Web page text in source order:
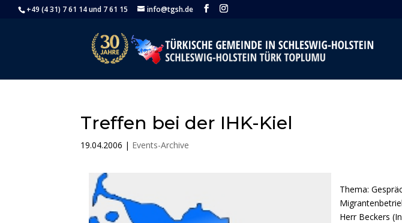
+49 (4 31) 7 61 14 und 7 61 15 info@tgsh.de
Treffen bei der IHK-Kiel
19.04.2006 | Events-Archive
Thema:
Herr Beckers